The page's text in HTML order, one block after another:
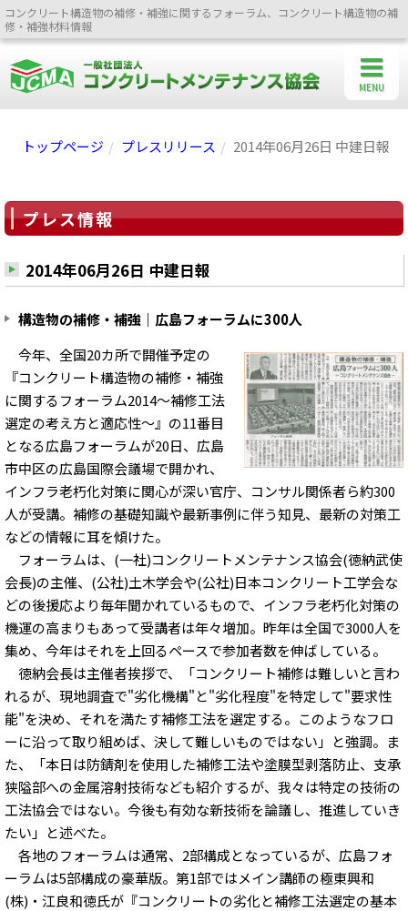
コンクリート構造物の補修・補強に関するフォーラム、コンクリート構造物の補
修・補強材料情報
トップページ プレスリリース 2014年06月26日 中建日報
プレス情報
2014年06月26日 中建日報
構造物の補修・補強｜広島フォーラムに300人
今年、全国20カ所で開催予定の
『コンクリート構造物の補修・補強
に関するフォーラム2014～補修工法
選定の考え方と適応性～』の11番目
となる広島フォーラムが20日、広島
市中区の広島国際会議場で開かれ、
インフラ老朽化対策に関心が深い官庁、コンサル関係者ら約300
人が受講。補修の基礎知識や最新事例に伴う知見、最新の対策工
などの情報に耳を傾けた。
フォーラムは、(一社)コンクリートメンテナンス協会(徳納武使
会長)の主催、(公社)土木学会や(公社)日本コンクリート工学会な
どの後援応より毎年聞かれているもので、インフラ老朽化対策の
機運の高まりもあって受講者は年々増加。昨年は全国で3000人を
集め、今年はそれを上回るペースで参加者数を伸ばしている。
徳納会長は主催者挨拶で、「コンクリート補修は難しいと言わ
れるが、現地調査で"劣化機構"と"劣化程度"を特定して"要求性
能"を決め、それを満たす補修工法を選定する。このようなフロ
ーに沿って取り組めば、決して難しいものではない」と強調。ま
た、「本日は防錆剤を使用した補修工法や塗膜型剥落防止、支承
狭隘部への金属溶射技術なども紹介するが、我々は特定の技術の
工法協会ではない。今後も有効な新技術を論議し、推進していき
たい」と述べた。
各地のフォーラムは通常、2部構成となっているが、広島フォ
ーラムは5部構成の豪華版。第1部ではメイン講師の極東興和
(株)・江良和徳氏が『コンクリートの劣化と補修工法選定の基本
MENU